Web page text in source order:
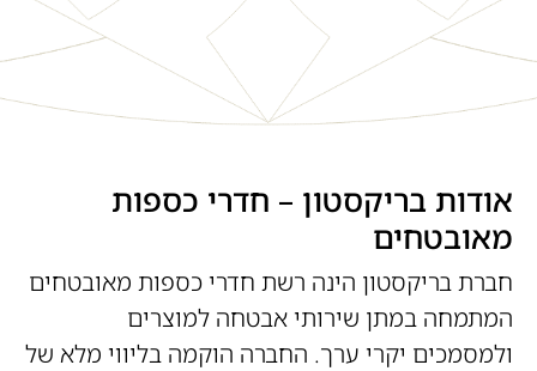
אודות בריקסטון – חדרי כספות
מאובטחים
חברת בריקסטון הינה רשת חדרי כספות מאובטחים
המתמחה במתן שירותי אבטחה למוצרים
ולמסמכים יקרי ערך. החברה הוקמה בליווי מלא של